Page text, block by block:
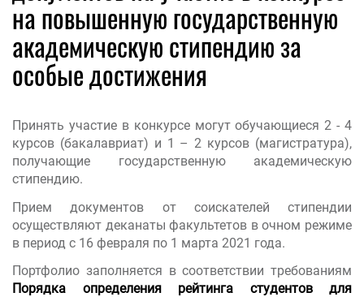
на повышенную государственную
академическую стипендию за
особые достижения
Принять участие в конкурсе могут обучающиеся 2 - 4
курсов (бакалавриат) и 1 – 2 курсов (магистратура),
получающие государственную академическую
стипендию.
Прием документов от соискателей стипендии
осуществляют деканаты факультетов в очном режиме
в период с 16 февраля по 1 марта 2021 года.
Портфолио заполняется в соответствии требованиям
Порядка определения рейтинга студентов для